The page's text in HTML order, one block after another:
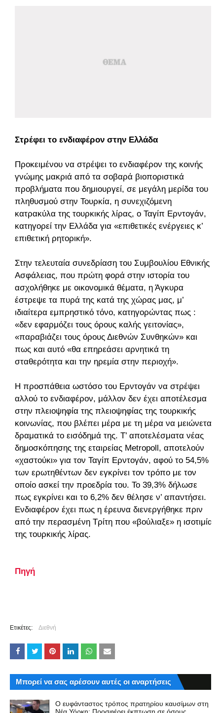
Στρέφει το ενδιαφέρον στην Ελλάδα
Προκειμένου να στρέψει το ενδιαφέρον της κοινής
γνώμης μακριά από τα σοβαρά βιοποριστικά
προβλήματα που δημιουργεί, σε μεγάλη μερίδα του
πληθυσμού στην Τουρκία, η συνεχιζόμενη
κατρακύλα της τουρκικής λίρας, ο Ταγίπ Ερντογάν,
κατηγορεί την Ελλάδα για «επιθετικές ενέργειες κ’
επιθετική ρητορική».
Στην τελευταία συνεδρίαση του Συμβουλίου Εθνικής
Ασφάλειας, που πρώτη φορά στην ιστορία του
ασχολήθηκε με οικονομικά θέματα, η Άγκυρα
έστρεψε τα πυρά της κατά της χώρας μας, μ’
ιδιαίτερα εμπρηστικό τόνο, κατηγορώντας πως :
«δεν εφαρμόζει τους όρους καλής γειτονίας»,
«παραβιάζει τους όρους Διεθνών Συνθηκών» και
πως και αυτό «θα επηρεάσει αρνητικά τη
σταθερότητα και την ηρεμία στην περιοχή».
Η προσπάθεια ωστόσο του Ερντογάν να στρέψει
αλλού το ενδιαφέρον, μάλλον δεν έχει αποτέλεσμα
στην πλειοψηφία της πλειοψηφίας της τουρκικής
κοινωνίας, που βλέπει μέρα με τη μέρα να μειώνεται
δραματικά το εισόδημά της. Τ’ αποτελέσματα νέας
δημοσκόπησης της εταιρείας Metropoll, αποτελούν
«χαστούκι» για τον Ταγίπ Ερντογάν, αφού το 54,5%
των ερωτηθέντων δεν εγκρίνει τον τρόπο με τον
οποίο ασκεί την προεδρία του. Το 39,3% δήλωσε
πως εγκρίνει και το 6,2% δεν θέλησε ν’ απαντήσει.
Ενδιαφέρον έχει πως η έρευνα διενεργήθηκε πριν
από την περασμένη Τρίτη που «βούλιαξε» η ισοτιμία
της τουρκικής λίρας.
Πηγή
Ετικέτες: Διεθνή
Μπορεί να σας αρέσουν αυτές οι αναρτήσεις
Ο ευφάνταστος τρόπος πρατηρίου καυσίμων στη